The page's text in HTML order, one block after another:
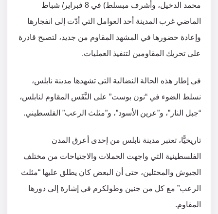
محمد الدخيل، وأشرف مبسلط) في 8 فبراير/ شباط
الماضي غرب المدينة أحد العوامل التي أدّت إلى انفجارها
وإعادة حضورها في المشهد المقاوم من جديد، لتصبح قادرة
على تحريك المقاومين لتنفيذ العمليات.
في إطار هذه الحالة النضالية التي تشهدها مدينة نابلس،
نسلط الضوء في “نون بوست” على النَّفَس المقاوم لنابلس،
“جبل النار”، و”عرين الأسود”، و”مثلث الرعب” الفلسطيني.
تاريخيًّا، تعتبر مدينة نابلس من إحدى أعرق المدن
الفلسطينية التي واجهت الحملات والاجتياحات من مختلف
الجيوش والمحتلين، حتى أن البعض كان يطلق عليها “مثلث
الرعب” مع كل من جنين وطولكرم في إشارة إلى دورها
المقاوم.